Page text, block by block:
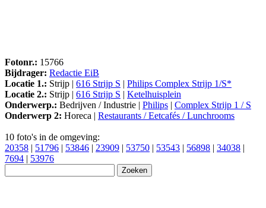
Fotonr.: 15766
Bijdrager: Redactie EiB
Locatie 1.: Strijp | 616 Strijp S | Philips Complex Strijp 1/S*
Locatie 2.: Strijp | 616 Strijp S | Ketelhuisplein
Onderwerp.: Bedrijven / Industrie | Philips | Complex Strijp 1 / S
Onderwerp 2: Horeca | Restaurants / Eetcafés / Lunchrooms
10 foto's in de omgeving:
20358 | 51796 | 53846 | 23909 | 53750 | 53543 | 56898 | 34038 |
7694 | 53976